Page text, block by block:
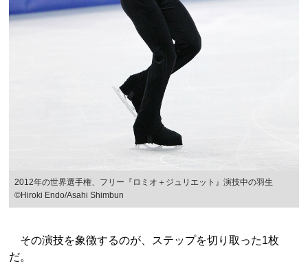
2012年の世界選手権、フリー『ロミオ＋ジュリエット』演技中の羽生
©Hiroki Endo/Asahi Shimbun
その演技を象徴するのが、ステップを切り取った1枚
だ。